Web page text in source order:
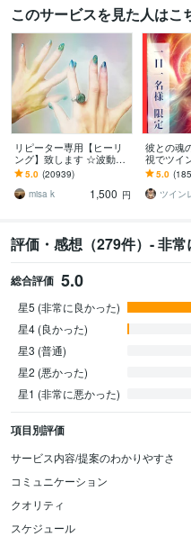
このサービスを見た人は
リピーター専用【ヒーリ
ング】致します ☆波動を
上げ、流れを良くします
☆
5.0 (20939)
misa k
1,500 円
彼との魂
視でツイ
す 気にな
ことがで
ます
5.0
評価・感想（279件）- 非
総合評価 5.0
星5 (非常に良かった)
星4 (良かった)
星3 (普通)
星2 (悪かった)
星1 (非常に悪かった)
項目別評価
サービス内容/提案のわかりやすさ
コミュニケーション
クオリティ
スケジュール